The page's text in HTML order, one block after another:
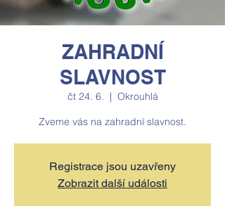
ZAHRADNÍ
SLAVNOST
čt 24. 6.
  |
Okrouhlá
Zveme vás na zahradní slavnost.
Registrace jsou uzavřeny
Zobrazit další události